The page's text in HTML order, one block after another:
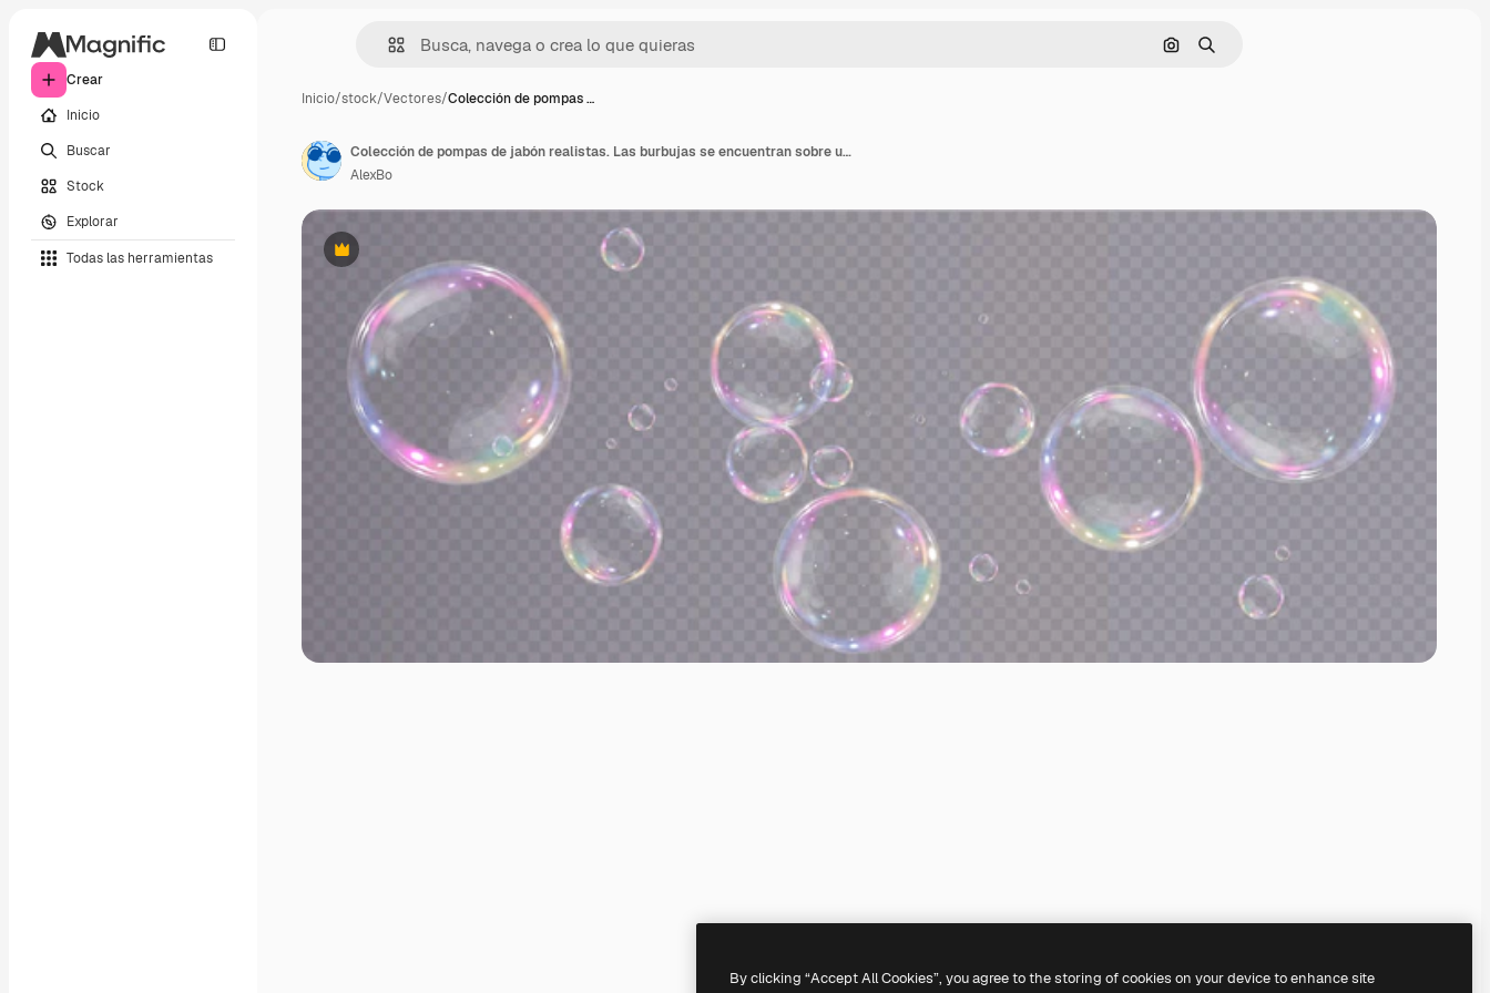
Crear
Inicio
Buscar
Stock
Explorar
Todas las herramientas
Buscar por imagen
Buscar
Inicio/stock/Vectores/Colección de pompas …
Premium
Colección de pompas de jabón realistas. Las burbujas se encuentran sobre un fondo transparente.
AlexBo
By clicking “Accept All Cookies”, you agree to the storing of cookies on your device to enhance site